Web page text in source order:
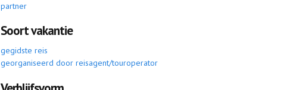
partner
Soort vakantie
gegidste reis
georganiseerd door reisagent/touroperator